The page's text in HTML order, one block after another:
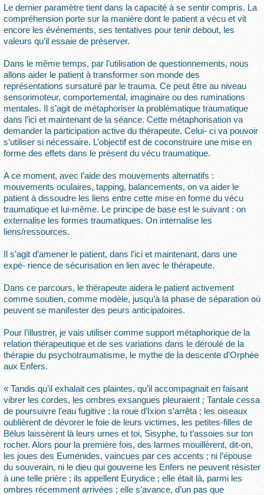
Le dernier paramètre tient dans la capacité à se sentir compris. La
compréhension porte sur la manière dont le patient a vécu et vit
encore les événements, ses tentatives pour tenir debout, les
valeurs qu’il essaie de préserver.
Dans le même temps, par l’utilisation de questionnements, nous
allons aider le patient à transformer son monde des
représentations sursaturé par le trauma. Ce peut être au niveau
sensorimoteur, comportemental, imaginaire ou des ruminations
mentales. Il s’agit de métaphoriser la problématique traumatique
dans l’ici et maintenant de la séance. Cette métaphorisation va
demander la participation active du thérapeute. Celui- ci va pouvoir
s’utiliser si nécessaire. L’objectif est de coconstruire une mise en
forme des effets dans le présent du vécu traumatique.
A ce moment, avec l’aide des mouvements alternatifs :
mouvements oculaires, tapping, balancements, on va aider le
patient à dissoudre les liens entre cette mise en forme du vécu
traumatique et lui-même. Le principe de base est le suivant : on
externalise les formes traumatiques. On internalise les
liens/ressources.
Il s’agit d’amener le patient, dans l’ici et maintenant, dans une
expé- rience de sécurisation en lien avec le thérapeute.
Dans ce parcours, le thérapeute aidera le patient activement
comme soutien, comme modèle, jusqu’à la phase de séparation où
peuvent se manifester des peurs anticipatoires.
Pour l’illustrer, je vais utiliser comme support métaphorique de la
relation thérapeutique et de ses variations dans le déroulé de la
thérapie du psychotraumatisme, le mythe de la descente d’Orphée
aux Enfers.
« Tandis qu’il exhalait ces plaintes, qu’il accompagnait en faisant
vibrer les cordes, les ombres exsangues pleuraient ; Tantale cessa
de poursuivre l’eau fugitive ; la roue d’Ixion s’arrêta ; les oiseaux
oublièrent de dévorer le foie de leurs victimes, les petites-filles de
Bélus laissèrent là leurs urnes et toi, Sisyphe, tu t’assoies sur ton
rocher. Alors pour la première fois, des larmes mouillèrent, dit-on,
les joues des Euménides, vaincues par ces accents ; ni l’épouse
du souverain, ni le dieu qui gouverne les Enfers ne peuvent résister
à une telle prière ; ils appellent Eurydice ; elle était là, parmi les
ombres récemment arrivées ; elle s’avance, d’un pas que